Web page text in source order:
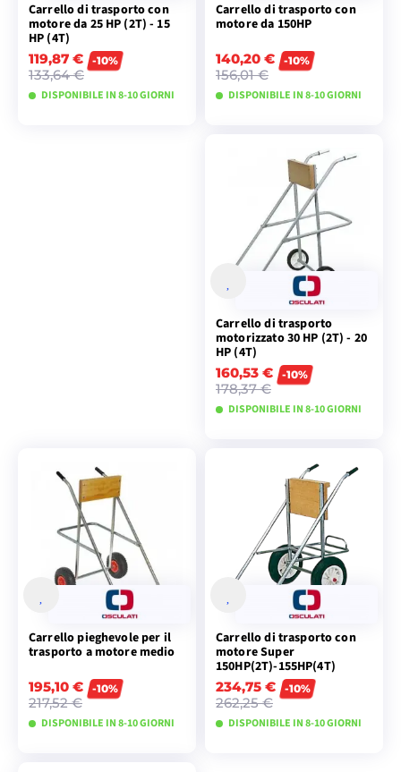
Carrello di trasporto con
motore da 25 HP (2T) - 15
HP (4T)
119,87 €
133,64 €
-10%
DISPONIBILE IN 8-10 GIORNI
Carrello di trasporto con
motore da 150HP
140,20 €
156,01 €
-10%
DISPONIBILE IN 8-10 GIORNI
VISUALIZZA I
MODELLI
Carrello di trasporto
motorizzato 30 HP (2T) - 20
HP (4T)
160,53 €
178,37 €
-10%
DISPONIBILE IN 8-10 GIORNI
VISUALIZZA I
MODELLI
Carrello pieghevole per il
trasporto a motore medio
195,10 €
217,52 €
-10%
DISPONIBILE IN 8-10 GIORNI
Carrello di trasporto con
motore Super
150HP(2T)-155HP(4T)
234,75 €
262,25 €
-10%
DISPONIBILE IN 8-10 GIORNI